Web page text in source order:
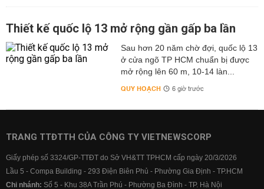
Thiết kế quốc lộ 13 mở rộng gần gấp ba lần
Sau hơn 20 năm chờ đợi, quốc lộ 13
ở cửa ngõ TP HCM chuẩn bị được
mở rộng lên 60 m, 10-14 làn...
QUY HOẠCH 6 giờ trước
TRANG TTĐTTH CỦA CÔNG TY VIETNEWSCORP
Giấy phép số 3324/GP-TTĐT do Sở VH&TT TPHCM cấp ngày 20/3/2026
Lầu 5 - Compa Building - 293 Điện Biên Phủ - Phường Gia Định - TP.HCM
Chi nhánh: Số 5 - Khu 38A Trần Phú - Phường Ba Đình - TP. Hà Nội